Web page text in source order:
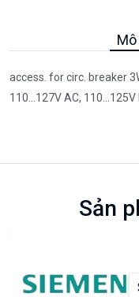
access. for circ. breaker
110...127V AC, 110...125V
Sản